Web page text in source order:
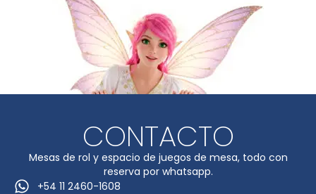
CONTACTO
Mesas de rol y espacio de juegos de mesa, todo con
reserva por whatsapp.
+54 11 2460-1608